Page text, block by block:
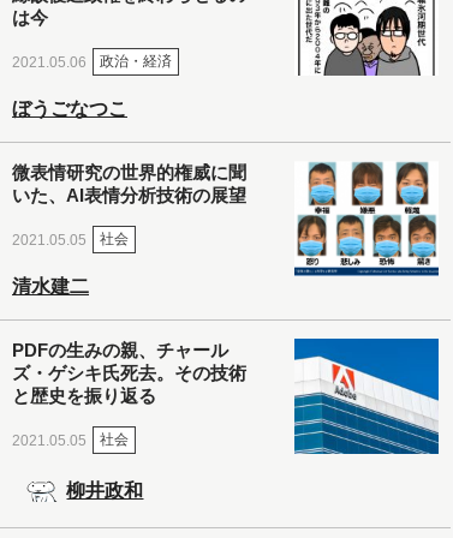
は今
2021.05.06 政治・経済
ぼうごなつこ
微表情研究の世界的権威に聞
いた、AI表情分析技術の展望
2021.05.05 社会
清水建二
PDFの生みの親、チャール
ズ・ゲシキ氏死去。その技術
と歴史を振り返る
2021.05.05 社会
柳井政和